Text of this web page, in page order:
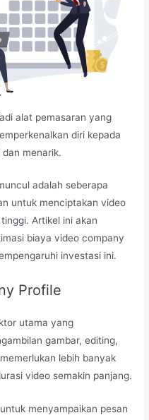
alat pemasaran yang
diri kepada
menarik.
adalah seberapa
untuk menciptakan video
Artikel ini akan
biaya video company
investasi ini.
Profile
utama yang
gambar, editing,
lebih banyak
video semakin panjang.
menyampaikan pesan